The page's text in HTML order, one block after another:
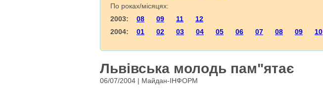
По роках/місяцях:
2003: 08 09 11
12
2004: 01 02 03 04 05 06 07 08 09 10
Львівська молодь пам"ятає
06/07/2004 | Майдан-ІНФОРМ